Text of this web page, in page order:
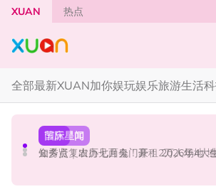
Skip to main content
XUAN 热点
全部最新XUAN加你娱玩娱乐旅游生活
节庆
知多点｜农历七月鬼门开！ 2026年4大
国际星闻
金秀贤复出办见面会！豪租2万人场地
本地星闻
张孝全、贾静雯现身吉隆坡金三角！路